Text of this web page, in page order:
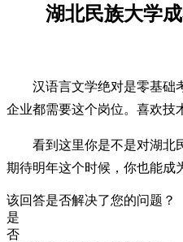
湖北民族大学
汉语言文学绝对是零基础
企业都需要这个岗位。喜欢技
看到这里你是不是对湖北
期待明年这个时候，你也能成
该回答是否解决了您的问题？
是
否